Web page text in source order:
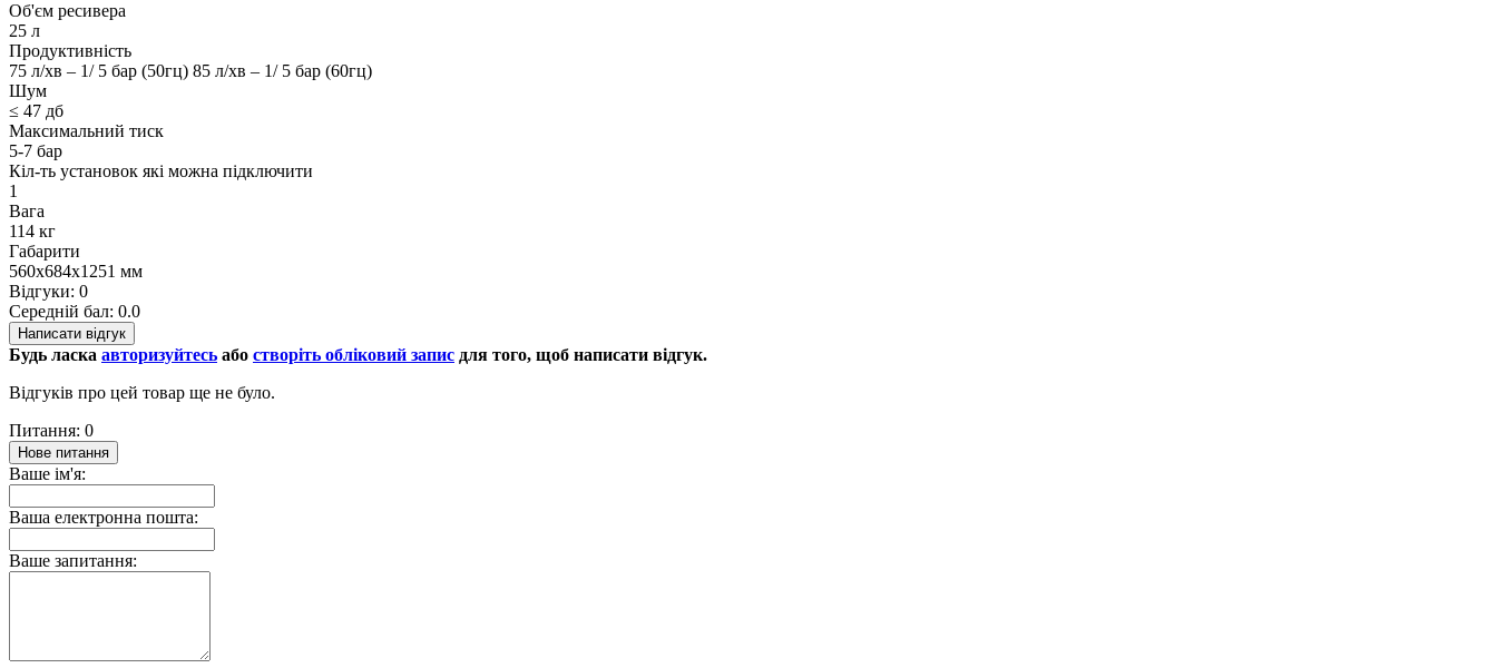
Об'єм ресивера
25 л
Продуктивність
75 л/хв – 1/ 5 бар (50гц) 85 л/хв – 1/ 5 бар (60гц)
Шум
≤ 47 дб
Максимальний тиск
5-7 бар
Кіл-ть установок які можна підключити
1
Вага
114 кг
Габарити
560x684x1251 мм
Відгуки: 0
Середній бал: 0.0
Написати відгук
Будь ласка авторизуйтесь або створіть обліковий запис для того, щоб написати відгук.
Відгуків про цей товар ще не було.
Питання: 0
Нове питання
Ваше ім'я:
Ваша електронна пошта:
Ваше запитання: